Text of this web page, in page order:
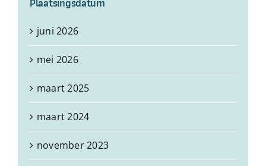
juni 2026
mei 2026
maart 2025
maart 2024
november 2023